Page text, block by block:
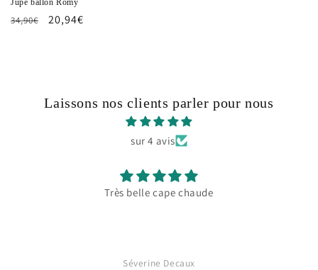
Jupe ballon Romy
Prix
34,90€
Prix
20,94€
Laissons nos clients parler pour nous
sur 4 avis
Très belle cape chaude
Séverine Decaux